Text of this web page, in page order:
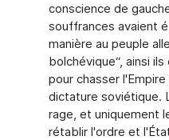
conscience de
souffrances avaient
manière au peuple
bolchévique“, ainsi
pour chasser
dictature soviétique.
rage, et uniquement
rétablir l'ordre et